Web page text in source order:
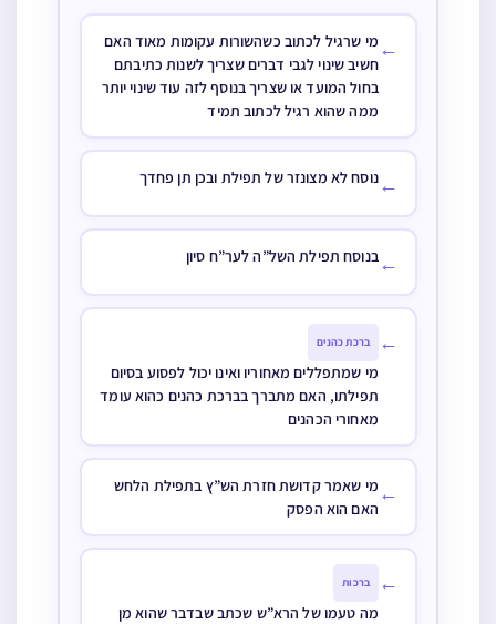
← מי שרגיל לכתוב כשהשורות עקומות מאוד האם
חשיב שינוי לגבי דברים שצריך לשנות כתיבתם
בחול המועד או שצריך בנוסף לזה עוד שינוי יותר
ממה שהוא רגיל לכתוב תמיד
←נוסח לא מצונזר של תפילת ובכן תן פחדך
←בנוסח תפילת השל”ה לער”ח סיון
← ברכת כהנים
מי שמתפללים מאחוריו ואינו יכול לפסוע בסיום
תפילתו, האם מתברך בברכת כהנים כהוא עומד
מאחורי הכהנים
← מי שאמר קדושת חזרת הש”ץ בתפילת הלחש
האם הוא הפסק
← ברכות
מה טעמו של הרא”ש שכתב שבדבר שהוא מן